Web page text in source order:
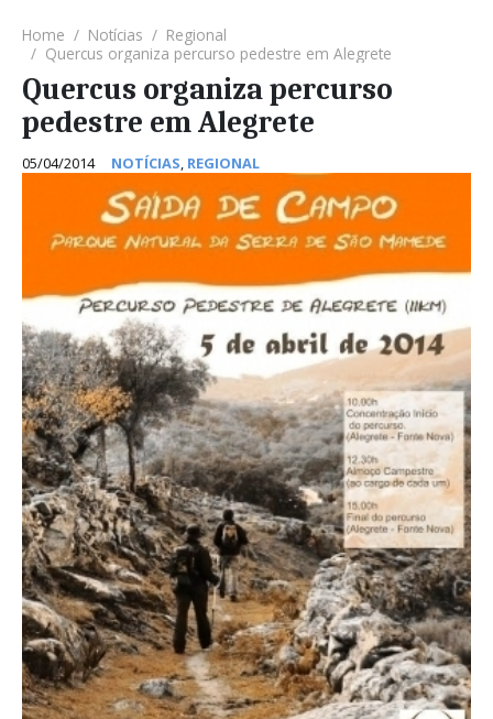
Home Notícias
Regional
Quercus organiza percurso pedestre em Alegrete
Quercus organiza percurso
pedestre em Alegrete
05/04/2014 NOTÍCIAS, REGIONAL